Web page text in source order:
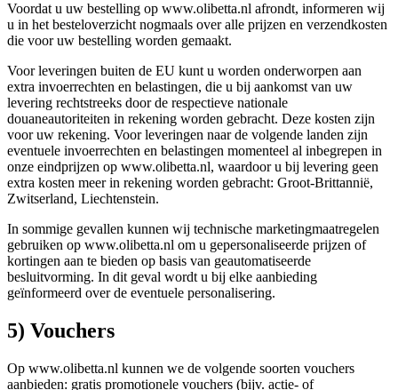
Voordat u uw bestelling op www.olibetta.nl afrondt, informeren wij
u in het besteloverzicht nogmaals over alle prijzen en verzendkosten
die voor uw bestelling worden gemaakt.
Voor leveringen buiten de EU kunt u worden onderworpen aan
extra invoerrechten en belastingen, die u bij aankomst van uw
levering rechtstreeks door de respectieve nationale
douaneautoriteiten in rekening worden gebracht. Deze kosten zijn
voor uw rekening. Voor leveringen naar de volgende landen zijn
eventuele invoerrechten en belastingen momenteel al inbegrepen in
onze eindprijzen op www.olibetta.nl, waardoor u bij levering geen
extra kosten meer in rekening worden gebracht: Groot-Brittannië,
Zwitserland, Liechtenstein.
In sommige gevallen kunnen wij technische marketingmaatregelen
gebruiken op www.olibetta.nl om u gepersonaliseerde prijzen of
kortingen aan te bieden op basis van geautomatiseerde
besluitvorming. In dit geval wordt u bij elke aanbieding
geïnformeerd over de eventuele personalisering.
5) Vouchers
Op www.olibetta.nl kunnen we de volgende soorten vouchers
aanbieden: gratis promotionele vouchers (bijv. actie- of